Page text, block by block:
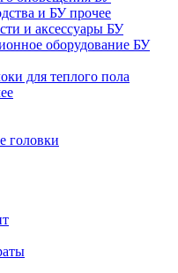
и БУ прочее
и аксессуары БУ
оборудование БУ
для теплого пола
головки